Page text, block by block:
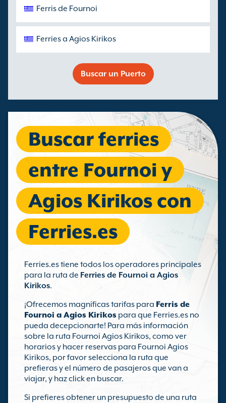
Ferris de Fournoi
Ferries a Agios Kirikos
Buscar un Puerto
Buscar ferries
entre Fournoi y
Agios Kirikos con
Ferries.es
Ferries.es tiene todos los operadores principales
para la ruta de Ferries de Fournoi a Agios
Kirikos.
¡Ofrecemos magníficas tarifas para Ferris de
Fournoi a Agios Kirikos para que Ferries.es no
pueda decepcionarte! Para más información
sobre la ruta Fournoi Agios Kirikos, como ver
horarios y hacer reservas para Fournoi Agios
Kirikos, por favor selecciona la ruta que
prefieras y el número de pasajeros que van a
viajar, y haz click en buscar.
Si prefieres obtener un presupuesto de una ruta